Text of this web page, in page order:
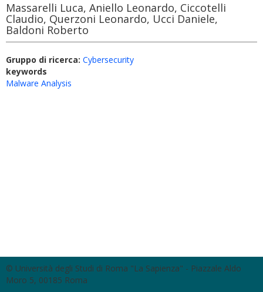
Massarelli Luca, Aniello Leonardo, Ciccotelli
Claudio, Querzoni Leonardo, Ucci Daniele,
Baldoni Roberto
Gruppo di ricerca: Cybersecurity
keywords
Malware Analysis
© Università degli Studi di Roma "La Sapienza" - Piazzale Aldo
Moro 5, 00185 Roma